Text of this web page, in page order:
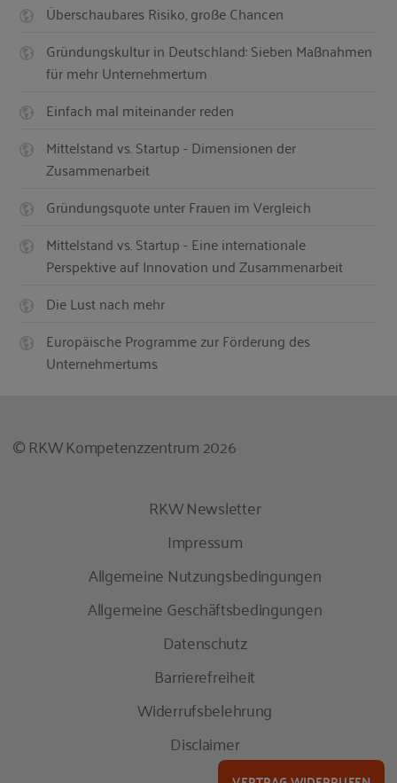
Überschaubares Risiko, große Chancen
Gründungskultur in Deutschland: Sieben Maßnahmen
für mehr Unternehmertum
Einfach mal miteinander reden
Mittelstand vs. Startup - Dimensionen der
Zusammenarbeit
Gründungsquote unter Frauen im Vergleich
Mittelstand vs. Startup - Eine internationale
Perspektive auf Innovation und Zusammenarbeit
Die Lust nach mehr
Europäische Programme zur Förderung des
Unternehmertums
© RKW Kompetenzzentrum 2026
RKW Newsletter
Impressum
Allgemeine Nutzungsbedingungen
Allgemeine Geschäftsbedingungen
Datenschutz
Barrierefreiheit
Widerrufsbelehrung
Disclaimer